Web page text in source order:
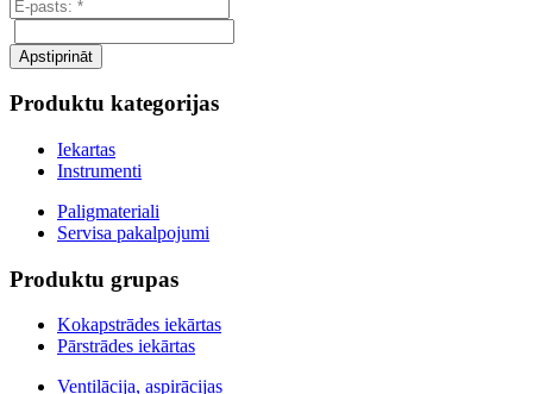
Produktu kategorijas
Iekartas
Instrumenti
Paligmateriali
Servisa pakalpojumi
Produktu grupas
Kokapstrādes iekārtas
Pārstrādes iekārtas
Ventilācija, aspirācijas